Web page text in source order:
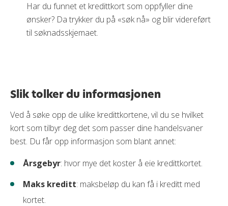
Har du funnet et kredittkort som oppfyller dine
ønsker? Da trykker du på «søk nå» og blir videreført
til søknadsskjemaet.
Slik tolker du informasjonen
Ved å søke opp de ulike kredittkortene, vil du se hvilket
kort som tilbyr deg det som passer dine handelsvaner
best. Du får opp informasjon som blant annet:
Årsgebyr: hvor mye det koster å eie kredittkortet.
Maks kreditt: maksbeløp du kan få i kreditt med
kortet.